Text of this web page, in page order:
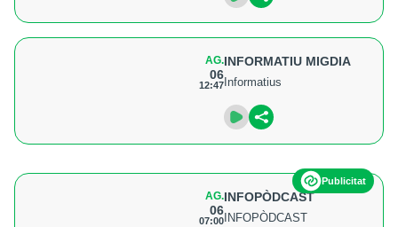
AG.
06
12:47
INFORMATIU MIGDIA
Informatius
Publicitat
AG.
06
07:00
INFOPÒDCAST
INFOPÒDCAST